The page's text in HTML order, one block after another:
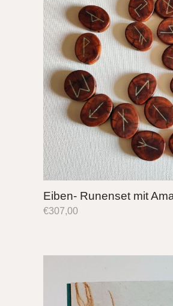
Eiben- Runenset mit
€307,00